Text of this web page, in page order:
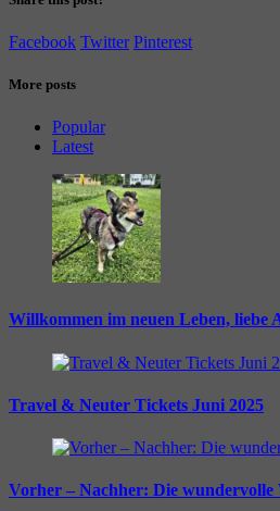
Facebook Twitter Pinterest
More posts
Popular
Latest
Willkommen im neuen Leben,
Travel & Neuter Tickets Juni 2025
Vorher – Nachher: Die